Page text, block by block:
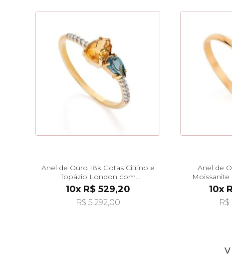
Anel de Ouro 18k Gotas Citrino e
Topázio London com
Diamantes an39616
10x R$ 529,20
R$ 5.292,00
Anel de
10x